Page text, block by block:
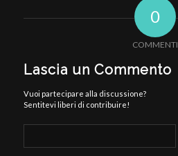
0
COMMENTI
Lascia un Commento
Vuoi partecipare alla discussione?
Sentitevi liberi di contribuire!